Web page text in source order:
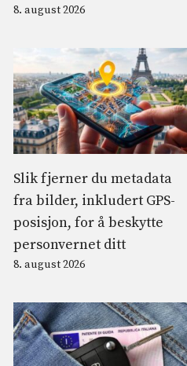
8. august 2026
Slik fjerner du metadata
fra bilder, inkludert GPS-
posisjon, for å beskytte
personvernet ditt
8. august 2026